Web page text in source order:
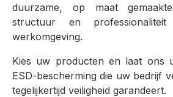
duurzame, op maat
structuur en
werkomgeving.
Kies uw producten en laat ons
ESD-bescherming die uw bedrijf
tegelijkertijd veiligheid garandeert.